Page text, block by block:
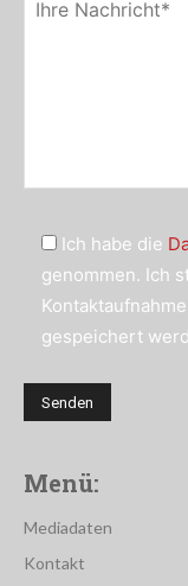
Ich habe die
genommen. Ich
gespeichert
Menü:
Mediadaten
Kontakt